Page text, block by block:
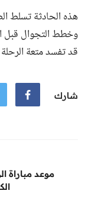
هذه الحادثة تسلط
وخطط التجوال قبل
قد تفسد متعة
شارك
موعد مباراة